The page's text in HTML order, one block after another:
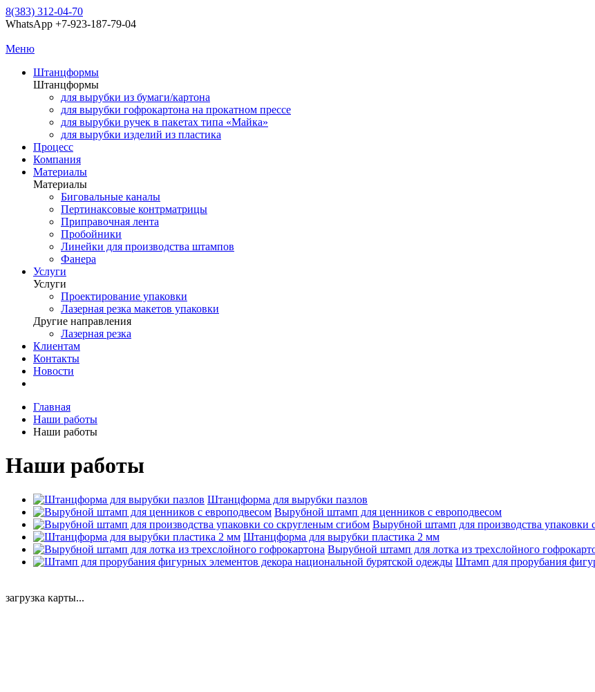
8(383) 312-04-70
WhatsApp +7-923-187-79-04
Меню
Штанцформы
Штанцформы
для вырубки из бумаги/картона
для вырубки гофрокартона на прокатном прессе
для вырубки ручек в пакетах типа «Майка»
для вырубки изделий из пластика
Процесс
Компания
Материалы
Материалы
Биговальные каналы
Пертинаксовые контрматрицы
Приправочная лента
Пробойники
Линейки для производства штампов
Фанера
Услуги
Услуги
Проектирование упаковки
Лазерная резка макетов упаковки
Другие направления
Лазерная резка
Клиентам
Контакты
Новости
Главная
Наши работы
Наши работы
Наши работы
Штанцформа для вырубки пазлов
Вырубной штамп для ценников с европодвесом
Вырубной штамп для производства упаковки
Штанцформа для вырубки пластика 2 мм
Вырубной штамп для лотка из трехслойного
Штамп для прорубания
загрузка карты...